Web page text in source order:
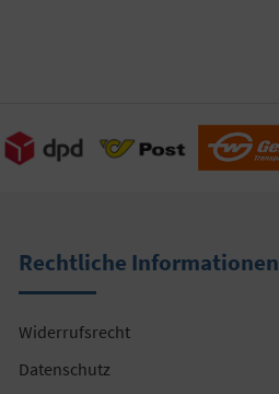
Rechtliche Informationen
Widerrufsrecht
Datenschutz